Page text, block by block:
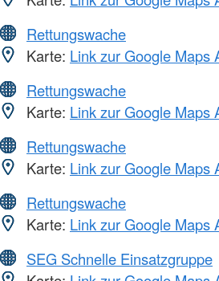
Rettungswache
Karte: Link zur Google Maps
Rettungswache
Karte: Link zur Google Maps
Rettungswache
Karte: Link zur Google Maps
Rettungswache
Karte: Link zur Google Maps
SEG Schnelle Einsatzgruppe